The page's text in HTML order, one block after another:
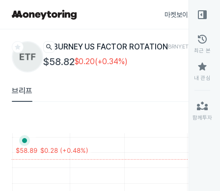
마켓보이스
star search BURNEY US FACTOR ROTATIONBRNYETF
$58.82$0.20(+0.34%)
브리프
right_panel_open
history
최근 본
star
내 관심
partner_exchange
함께투자